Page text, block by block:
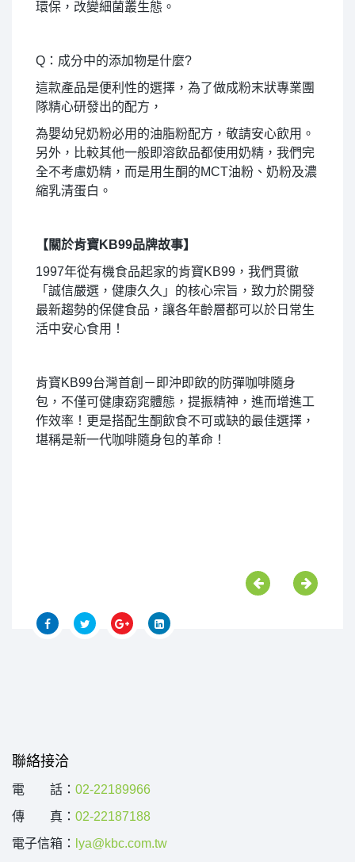
環保，改變細菌叢生態。
Q：成分中的添加物是什麼?
這款產品是便利性的選擇，為了做成粉末狀專業團
隊精心研發出的配方，
為嬰幼兒奶粉必用的油脂粉配方，敬請安心飲用。
另外，比較其他一般即溶飲品都使用奶精，我們完
全不考慮奶精，而是用生酮的MCT油粉、奶粉及濃
縮乳清蛋白。
【關於肯寶KB99品牌故事】
1997年從有機食品起家的肯寶KB99，我們貫徹
「誠信嚴選，健康久久」的核心宗旨，致力於開發
最新趨勢的保健食品，讓各年齡層都可以於日常生
活中安心食用！
肯寶KB99台灣首創－即沖即飲的防彈咖啡隨身
包，不僅可健康窈窕體態，提振精神，進而增進工
作效率！更是搭配生酮飲食不可或缺的最佳選擇，
堪稱是新一代咖啡隨身包的革命！
聯絡接洽
電 話： 02-22189966
傳 真： 02-22187188
電子信箱：
lya@kbc.com.tw